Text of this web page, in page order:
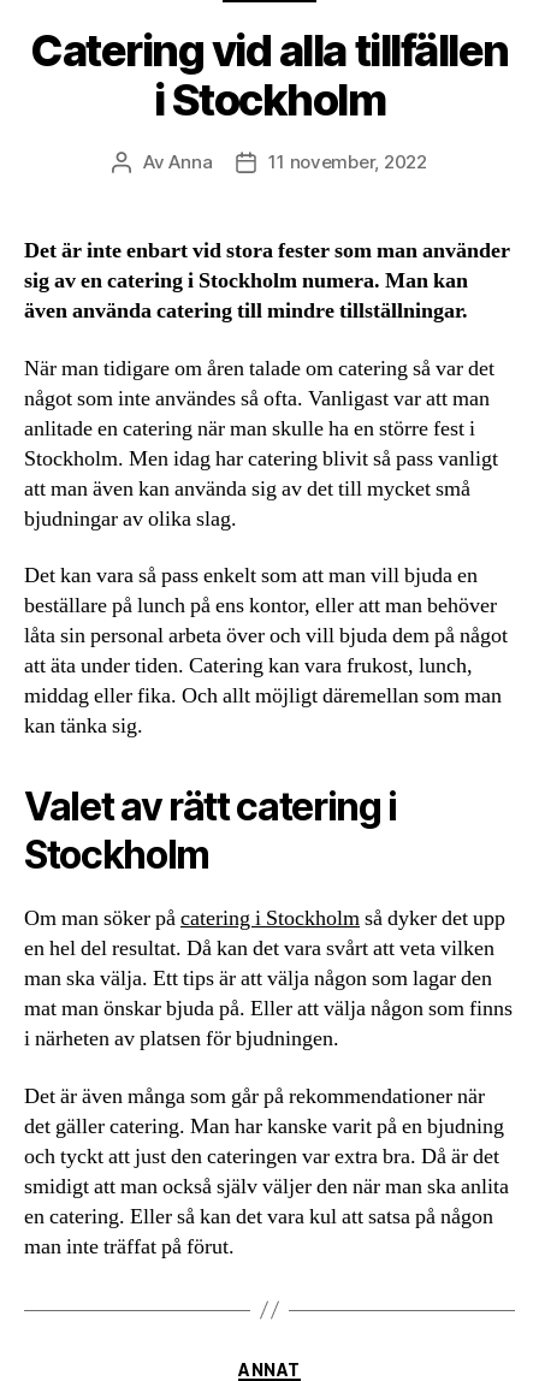
Catering vid alla tillfällen
i Stockholm
Inläggsförfattare
AvAnna Inläggsdatum
11 november, 2022
Det är inte enbart vid stora fester som man använder
sig av en catering i Stockholm numera. Man kan
även använda catering till mindre tillställningar.
När man tidigare om åren talade om catering så var det
något som inte användes så ofta. Vanligast var att man
anlitade en catering när man skulle ha en större fest i
Stockholm. Men idag har catering blivit så pass vanligt
att man även kan använda sig av det till mycket små
bjudningar av olika slag.
Det kan vara så pass enkelt som att man vill bjuda en
beställare på lunch på ens kontor, eller att man behöver
låta sin personal arbeta över och vill bjuda dem på något
att äta under tiden. Catering kan vara frukost, lunch,
middag eller fika. Och allt möjligt däremellan som man
kan tänka sig.
Valet av rätt catering i
Stockholm
Om man söker påcatering i Stockholmså dyker det upp
en hel del resultat. Då kan det vara svårt att veta vilken
man ska välja. Ett tips är att välja någon som lagar den
mat man önskar bjuda på. Eller att välja någon som finns
i närheten av platsen för bjudningen.
Det är även många som går på rekommendationer när
det gäller catering. Man har kanske varit på en bjudning
och tyckt att just den cateringen var extra bra. Då är det
smidigt att man också själv väljer den när man ska anlita
en catering. Eller så kan det vara kul att satsa på någon
man inte träffat på förut.
Kategorier
ANNAT